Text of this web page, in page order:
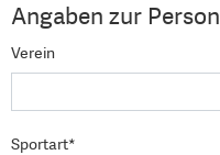
Angaben zur Person
Verein
Sportart*